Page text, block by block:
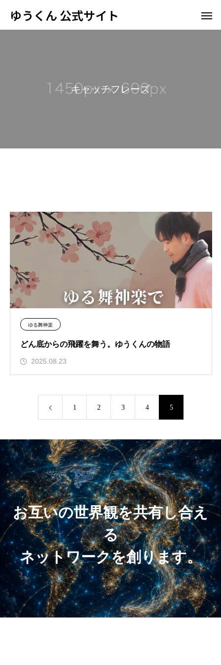
ゆうくん 公式サイト
キャッチフ レーズ
ゆる舞神楽
どん底からの飛躍を舞う。ゆうくんの物語
2025.08.23
1 2 3 4 5
お互いの世界観を共有し合え
る
ネットワークを創ります。